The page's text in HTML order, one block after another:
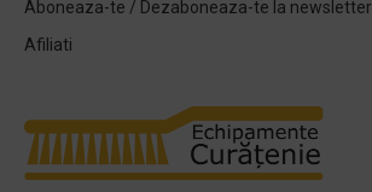
Aboneaza-te / Dezaboneaza-te la newsletter
Afiliati